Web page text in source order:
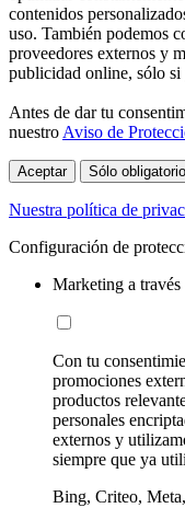
contenidos
uso. También podemos
proveedores externos y
publicidad online, sólo si
Antes de dar tu
nuestroAviso de
Aceptar Sólo
Nuestra política de
Configuración de
Marketing a través
Con tu
promociones
productos
personales
externos y
siempre que ya
Bing, Criteo,